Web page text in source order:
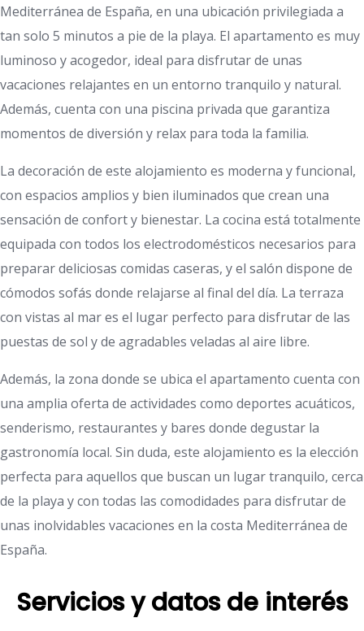
Mediterránea de España, en una ubicación privilegiada a
tan solo 5 minutos a pie de la playa. El apartamento es muy
luminoso y acogedor, ideal para disfrutar de unas
vacaciones relajantes en un entorno tranquilo y natural.
Además, cuenta con una piscina privada que garantiza
momentos de diversión y relax para toda la familia.
La decoración de este alojamiento es moderna y funcional,
con espacios amplios y bien iluminados que crean una
sensación de confort y bienestar. La cocina está totalmente
equipada con todos los electrodomésticos necesarios para
preparar deliciosas comidas caseras, y el salón dispone de
cómodos sofás donde relajarse al final del día. La terraza
con vistas al mar es el lugar perfecto para disfrutar de las
puestas de sol y de agradables veladas al aire libre.
Además, la zona donde se ubica el apartamento cuenta con
una amplia oferta de actividades como deportes acuáticos,
senderismo, restaurantes y bares donde degustar la
gastronomía local. Sin duda, este alojamiento es la elección
perfecta para aquellos que buscan un lugar tranquilo, cerca
de la playa y con todas las comodidades para disfrutar de
unas inolvidables vacaciones en la costa Mediterránea de
España.
Servicios y datos de interés